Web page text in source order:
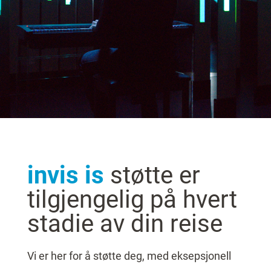
invis is støtte er
tilgjengelig på hvert
stadie av din reise
Vi er her for å støtte deg, med eksepsjonell